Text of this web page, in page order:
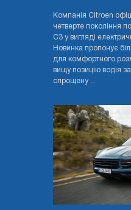
Компанія Citroen
четверте покоління
C3 у вигляді
Новинка пропонує
для комфортного
вищу позицію водія
спрощену ...